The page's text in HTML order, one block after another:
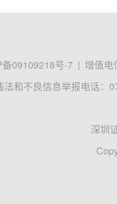
09109218号-7 | 增值电
法和不良信息举报电话：
深圳